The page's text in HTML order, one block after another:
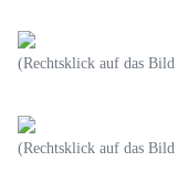
(Rechtsklick auf das
(Rechtsklick auf das